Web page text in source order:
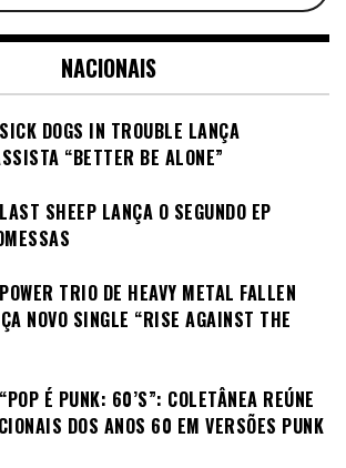
NACIONAIS
SICK DOGS IN TROUBLE LANÇA
“BETTER BE ALONE”
LAST SHEEP LANÇA O SEGUNDO EP
POWER TRIO DE HEAVY METAL FALLEN
NOVO SINGLE “RISE AGAINST THE
“POP É PUNK: 60’S”: COLETÂNEA REÚNE
DOS ANOS 60 EM VERSÕES PUNK